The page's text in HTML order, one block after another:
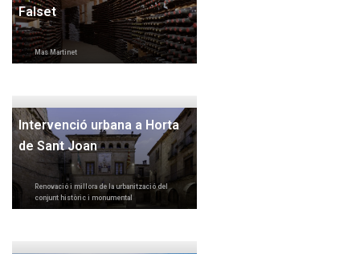
Falset
Mas Martinet
Intervenció urbana a Horta
de Sant Joan
Renovació i millora de la urbanització del
conjunt històric i monumental